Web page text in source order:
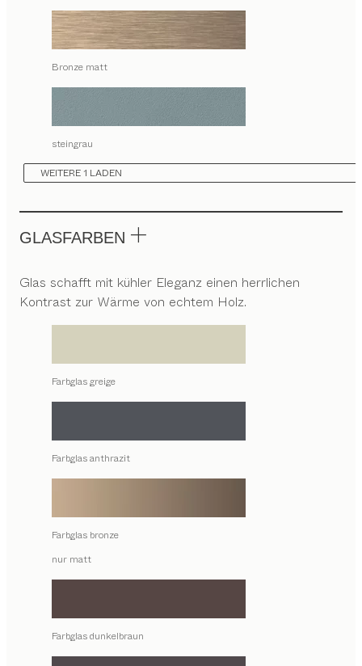
Bronze matt
steingrau
WEITERE 1 LADEN
GLASFARBEN
Glas schafft mit kühler Eleganz einen herrlichen
Kontrast zur Wärme von echtem Holz.
Farbglas greige
Farbglas anthrazit
Farbglas bronze
nur matt
Farbglas dunkelbraun